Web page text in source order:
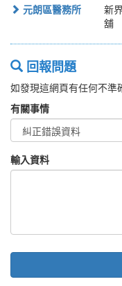
元朗區醫務所
新
舖
回報問題
如發現這網頁有任何不準
有關事情
輸入資料